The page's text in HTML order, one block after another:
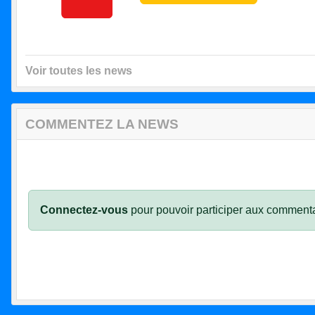
Voir toutes les news
COMMENTEZ LA NEWS
Connectez-vous pour pouvoir participer aux